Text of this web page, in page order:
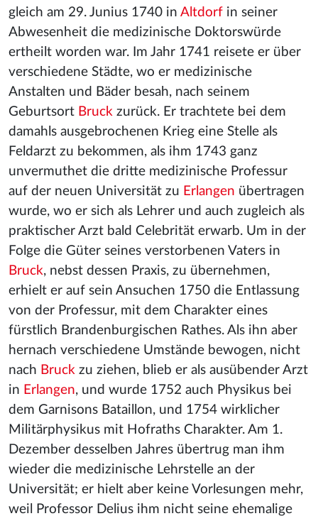
gleich am 29. Junius 1740 in Altdorf in seiner
Abwesenheit die medizinische Doktorswürde
ertheilt worden war. Im Jahr 1741 reisete er über
verschiedene Städte, wo er medizinische
Anstalten und Bäder besah, nach seinem
Geburtsort Bruck zurück. Er trachtete bei dem
damahls ausgebrochenen Krieg eine Stelle als
Feldarzt zu bekommen, als ihm 1743 ganz
unvermuthet die dritte medizinische Professur
auf der neuen Universität zu Erlangen übertragen
wurde, wo er sich als Lehrer und auch zugleich als
praktischer Arzt bald Celebrität erwarb. Um in der
Folge die Güter seines verstorbenen Vaters in
Bruck, nebst dessen Praxis, zu übernehmen,
erhielt er auf sein Ansuchen 1750 die Entlassung
von der Professur, mit dem Charakter eines
fürstlich Brandenburgischen Rathes. Als ihn aber
hernach verschiedene Umstände bewogen, nicht
nach Bruck zu ziehen, blieb er als ausübender Arzt
in Erlangen, und wurde 1752 auch Physikus bei
dem Garnisons Bataillon, und 1754 wirklicher
Militärphysikus mit Hofraths Charakter. Am 1.
Dezember desselben Jahres übertrug man ihm
wieder die medizinische Lehrstelle an der
Universität; er hielt aber keine Vorlesungen mehr,
weil Professor Delius ihm nicht seine ehemalige